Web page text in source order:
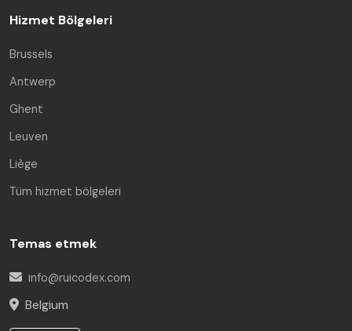
Hizmet Bölgeleri
Brussels
Antwerp
Ghent
Leuven
Liège
Tüm hizmet bölgeleri
Temas etmek
info@ruicodex.com
Belgium